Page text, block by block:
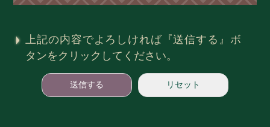
上記の内容でよろしければ『送信する』ボ
タンをクリックしてください。